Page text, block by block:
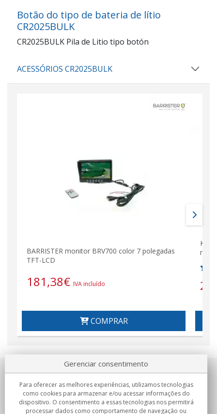
Botão do tipo de bateria de lítio
CR2025BULK
CR2025BULK Pila de Litio tipo botón
ACESSÓRIOS CR2025BULK
BARRISTER monitor BRV700 color 7 polegadas
TFT-LCD
181,38€ IVA incluído
COMPRAR
KIT-
Sobre nosotros
Compromissos
Gerenciar consentimento
Para oferecer as melhores experiências, utilizamos tecnologias
como cookies para armazenar e/ou acessar informações do
dispositivo. O consentimento a essas tecnologias nos permitirá
processar dados como comportamento de navegação ou